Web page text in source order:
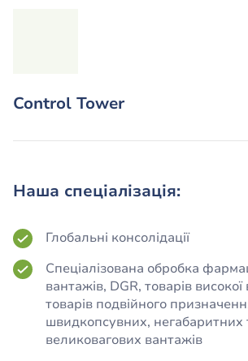
Control Tower
Наша спеціалізація:
Глобальні консолідації
Спеціалізована обробка
вантажів, DGR, товарів високої
товарів подвійного
швидкопсувних, негабаритних
великовагових вантажів